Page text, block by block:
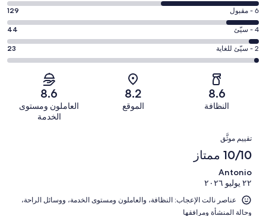
-
ممتاز.
417
من
أصل
التصنيف
8
-
جيد.
399
درجة
التصنيف
6
-
مقبول.
تقييمات
النزلاء
6 - مقبول 129
درجة
التصنيف
4
من
تقييمات
النزلاء
4 - سيّئ 44
درجة
التصنيف
من
أصل
1012
من
تقييمات
النزلاء
2 - سيّئ للغاية 23
8.6
النظافة
8.2
الموقع
8.6
العاملون ومستوى
الخدمة
التقييمات
تقييم موثَّق
10/10 ممتاز
Antonio
٢٢ يوليو ٢٠٢٦
عناصر نالت الإعجاب: ⁦النظافة⁩، و⁦العاملون ومستوى الخدمة⁩، و⁦وسائل الراحة⁩،
و⁦حالة المنشأة ومرافقها⁩